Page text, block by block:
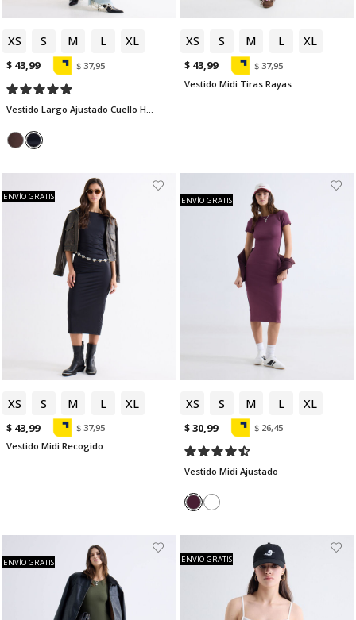
XS S M L XL
$ 43,99 $ 37,95
XS S M L XL
$ 43,99
$ 37,95
Vestido Midi Tiras Rayas
XS S M L XL
ENVÍO GRATIS
$ 43,99
$ 37,95
Vestido Midi Recogido
XS S M L XL
ENVÍO GRATIS
$ 30,99 $ 26,45
Vestido Midi Ajustado
ENVÍO GRATIS ENVÍO GRATIS